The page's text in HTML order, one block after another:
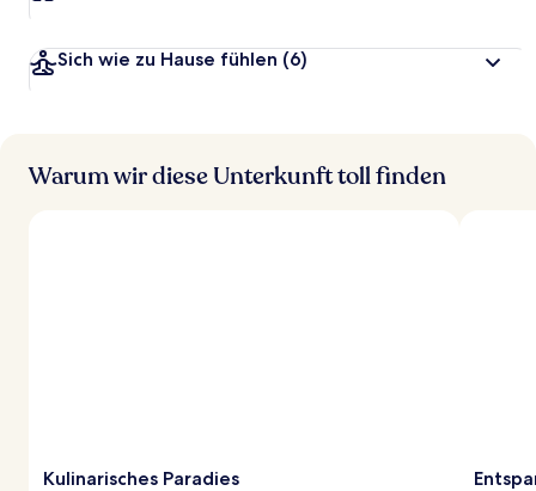
Sich wie zu Hause fühlen (6)
Warum wir diese Unterkunft toll finden
Kulinarisches Paradies